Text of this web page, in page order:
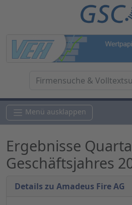
Menü ausklappen
Ergebnisse
Geschäftsjahres
Details zu Amadeus Fire AG